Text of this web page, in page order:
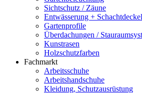
Sichtschutz / Zäune
Entwässerung + Schachtdeckel
Gartenprofile
Überdachungen /
Kunstrasen
Holzschutzfarben
Fachmarkt
Arbeitsschuhe
Arbeitshandschuhe
Kleidung, Schutzausrüstung